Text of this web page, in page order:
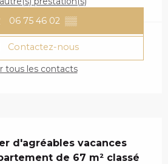
06 75 46 02 ▒▒
Contactez-nous
tous les contacts
d'agréables vacances
de 67 m² classé